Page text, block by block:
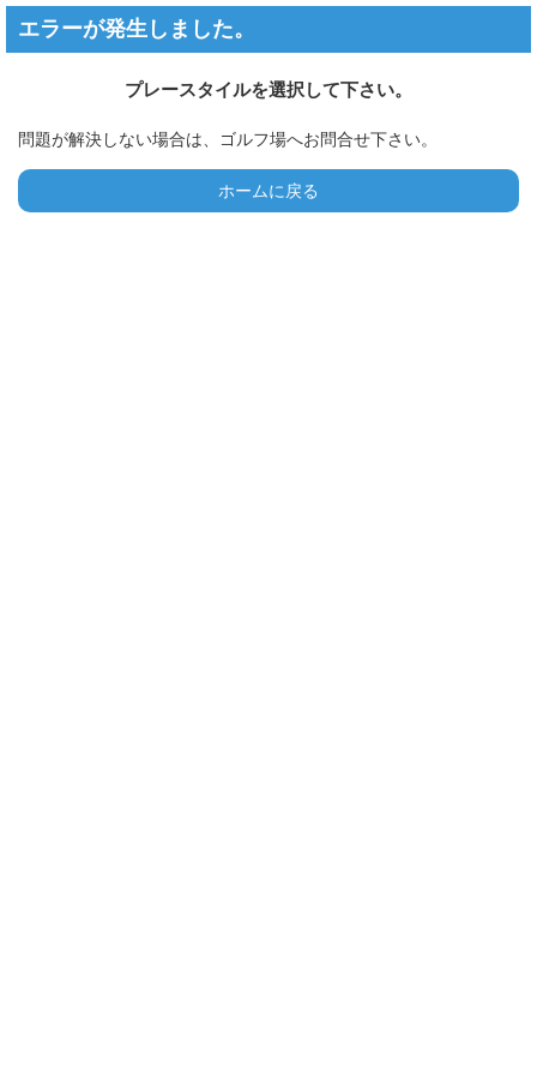
エラーが発生しました。
プレースタイルを選択して下さい。
問題が解決しない場合は、ゴルフ場へお問合せ下さい。
ホームに戻る